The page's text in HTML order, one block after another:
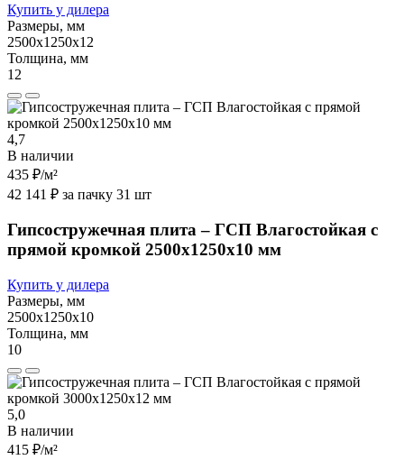
Купить у дилера
Размеры, мм
2500х1250х12
Толщина, мм
12
4,7
В наличии
435 ₽/м²
42 141 ₽ за пачку 31 шт
Гипсостружечная плита – ГСП Влагостойкая с
прямой кромкой 2500х1250х10 мм
Купить у дилера
Размеры, мм
2500х1250х10
Толщина, мм
10
5,0
В наличии
415 ₽/м²